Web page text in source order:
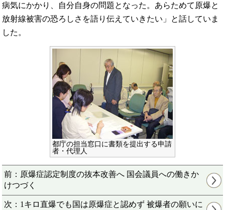
病気にかかり、自分自身の問題となった。あらためて原爆と
放射線被害の恐ろしさを語り伝えていきたい」と話していま
した。
都庁の担当窓口に書類を提出する申請
者・代理人
前：原爆症認定制度の抜本改善へ 国会議員への働きか
けつづく
次：1キロ直爆でも国は原爆症と認めず 被爆者の願いに